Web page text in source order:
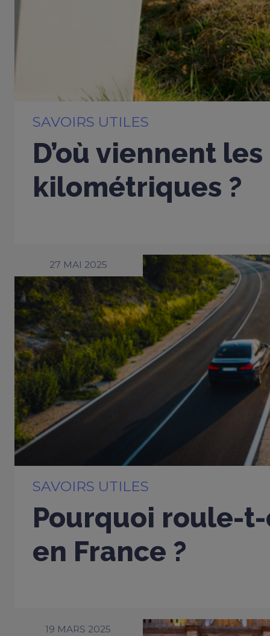
SAVOIRS UTILES
D’où viennent
kilométriques ?
27 MAI 2025
SAVOIRS UTILES
Pourquoi roule-
en France ?
19 MARS 2025